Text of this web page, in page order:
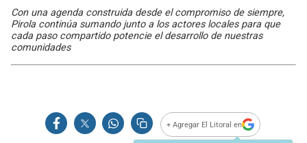
Con una agenda construida desde el compromiso de siempre,
Pirola continúa sumando junto a los actores locales para que
cada paso compartido potencie el desarrollo de nuestras
comunidades
+ Agregar El Litoral en